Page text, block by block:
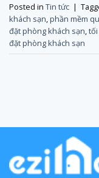
Posted in Tin tức |
khách sạn,phần mềm
đặt phòng khách sạn,
đặt phòng khách sạn